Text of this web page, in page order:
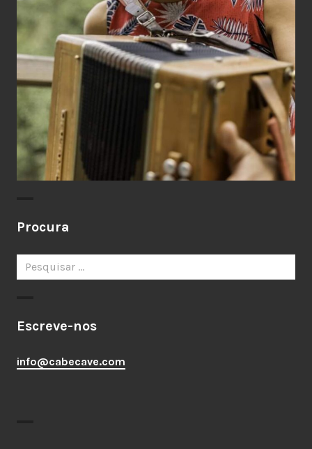
Procura
Pesquisar
por:
Escreve-nos
info@cabecave.com